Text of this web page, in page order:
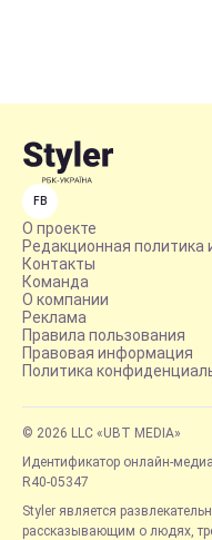
FB
О проекте
Редакционная политика
Контакты
Команда
О компании
Реклама
Правила пользования
Правовая информация
Политика
© 2026 LLC «UBT MEDIA»
Идентификатор онлайн-
R40-05347
Styler является
рассказывающим о людях,